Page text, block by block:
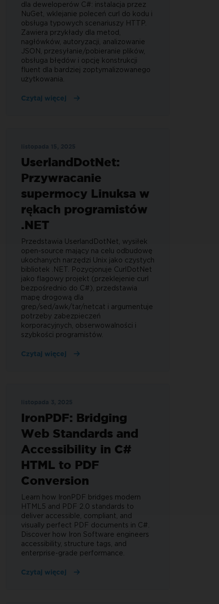
dla deweloperów C#: instalacja przez
NuGet, wklejanie poleceń curl do kodu i
obsługa typowych scenariuszy HTTP.
Zawiera przykłady dla metod,
nagłówków, autoryzacji, analizowanie
JSON, przesyłanie/pobieranie plików,
obsługa błędów i opcję konstrukcji
fluent dla bardziej zoptymalizowanego
użytkowania.
Czytaj więcej
UserlandDotNet:
Przywracanie
supermocy Linuksa w
rękach programistów
.NET
Przedstawia UserlandDotNet, wysiłek
open-source mający na celu odbudowę
ukochanych narzędzi Unix jako czystych
bibliotek .NET. Pozycjonuje CurlDotNet
jako flagowy projekt (przeklejenie curl
bezpośrednio do C#), przedstawia
mapę drogową dla
grep/sed/awk/tar/netcat i argumentuje
potrzeby zabezpieczeń
korporacyjnych, obserwowalności i
szybkości programistów.
Czytaj więcej
listopada 3, 2025
IronPDF: Bridging
Web Standards and
Accessibility in C#
HTML to PDF
Conversion
Learn how IronPDF bridges modern
HTML5 and PDF 2.0 standards to
deliver accessible, compliant, and
visually perfect PDF documents in C#.
Discover how Iron Software engineers
accessibility, structure tags, and
enterprise-grade performance.
Czytaj więcej